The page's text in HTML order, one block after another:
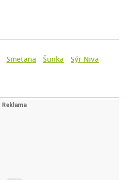
Smetana Šunka
Sýr Niva